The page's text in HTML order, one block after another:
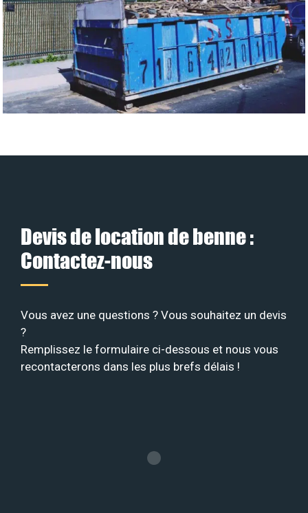
Devis de location de benne :
Contactez-nous
Vous avez une questions ? Vous souhaitez un devis
?
Remplissez le formulaire ci-dessous et nous vous
recontacterons dans les plus brefs délais !